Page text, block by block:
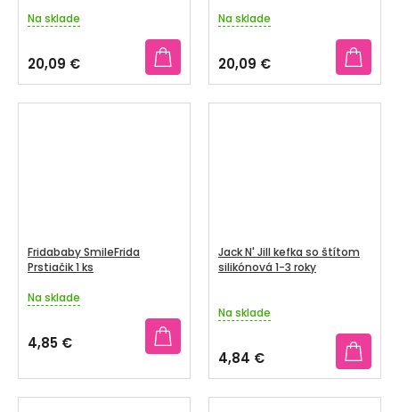
Priemerné
produktu
je
3,5
z
Na sklade
20,09 €
krabičke
Priemerné
produktu
je
3,3
z
Na sklade
20,09 €
Fridababy SmileFrida
Prstiačik 1 ks
Priemerné
produktu
je
z
5
Na sklade
4,85 €
Jack N' Jill kefka so štítom
silikónová 1-3 roky
Na sklade
4,84 €